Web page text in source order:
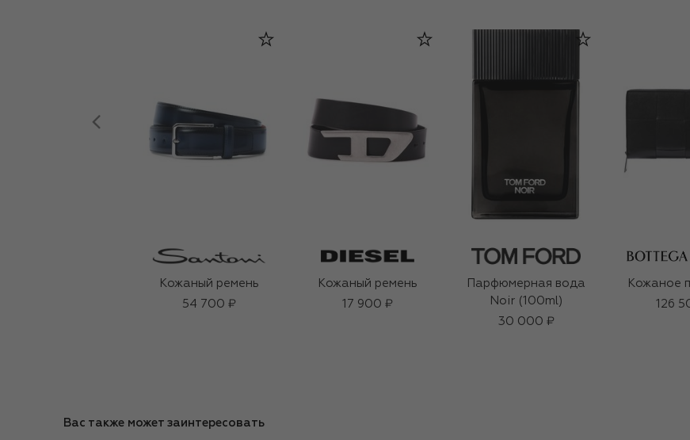
Кожаный ремень
54 700 ₽
Кожаный ремень
17 900 ₽
Парфюмерная вода
Noir (100ml)
30 000 ₽
Кожаное
126
Вас также может заинтересовать